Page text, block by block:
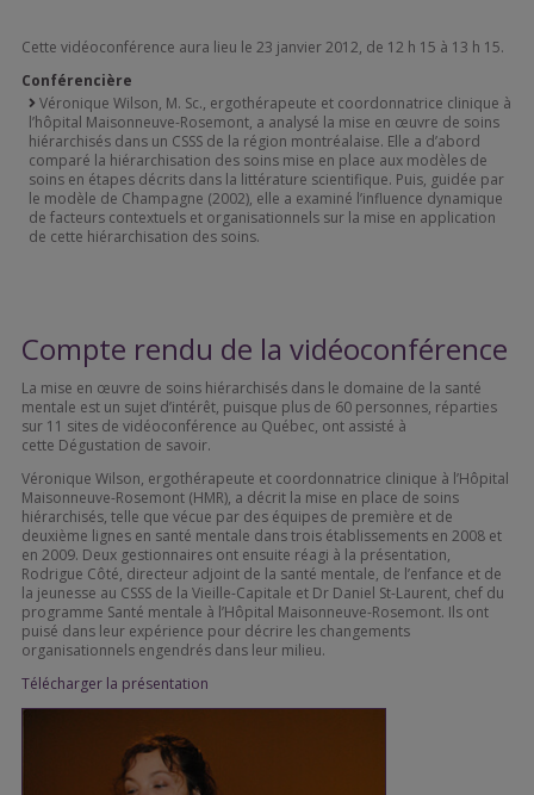
Cette vidéoconférence aura lieu le 23 janvier 2012, de 12 h 15 à 13 h 15.
Conférencière
Véronique Wilson, M. Sc., ergothérapeute et coordonnatrice clinique à
l’hôpital Maisonneuve-Rosemont, a analysé la mise en œuvre de soins
hiérarchisés dans un CSSS de la région montréalaise. Elle a d’abord
comparé la hiérarchisation des soins mise en place aux modèles de
soins en étapes décrits dans la littérature scientifique. Puis, guidée par
le modèle de Champagne (2002), elle a examiné l’influence dynamique
de facteurs contextuels et organisationnels sur la mise en application
de cette hiérarchisation des soins.
Compte rendu de la vidéoconférence
La mise en œuvre de soins hiérarchisés dans le domaine de la santé
mentale est un sujet d’intérêt, puisque plus de 60 personnes, réparties
sur 11 sites de vidéoconférence au Québec, ont assisté à
cette Dégustation de savoir.
Véronique Wilson, ergothérapeute et coordonnatrice clinique à l’Hôpital
Maisonneuve-Rosemont (HMR), a décrit la mise en place de soins
hiérarchisés, telle que vécue par des équipes de première et de
deuxième lignes en santé mentale dans trois établissements en 2008 et
en 2009. Deux gestionnaires ont ensuite réagi à la présentation,
Rodrigue Côté, directeur adjoint de la santé mentale, de l’enfance et de
la jeunesse au CSSS de la Vieille-Capitale et Dr Daniel St-Laurent, chef du
programme Santé mentale à l’Hôpital Maisonneuve-Rosemont. Ils ont
puisé dans leur expérience pour décrire les changements
organisationnels engendrés dans leur milieu.
Télécharger la présentation